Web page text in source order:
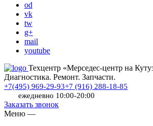
od
vk
tw
g+
mail
youtube
Техцентр «Мерседес-центр на
Диагностика. Ремонт. Запчасти.
+7(495) 969-29-93+7 (916) 288-18-85
ежедневно 10:00-20:00
Заказать звонок
Меню —